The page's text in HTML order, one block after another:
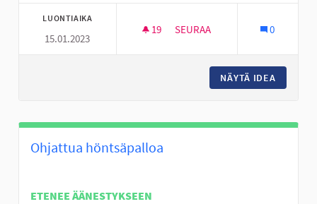
LUONTIAIKA
15.01.2023
19 19 SEURAAJAA
SEURAA 0
NÄYTÄ IDEA
Ohjattua höntsäpalloa
ETENEE ÄÄNESTYKSEEN